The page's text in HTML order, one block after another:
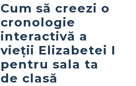
Cum să creezi o
cronologie
interactivă a
vieții Elizabetei I
pentru sala ta
de clasă